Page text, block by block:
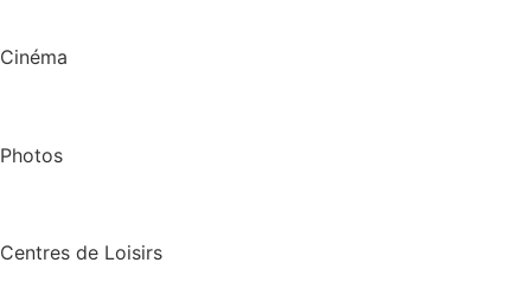
Cinéma
Photos
Centres de Loisirs